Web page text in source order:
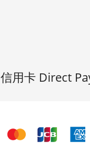
信用卡 Direct